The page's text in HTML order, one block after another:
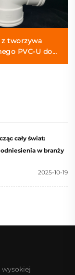
z tworzywa
PVC-U do
cały świat:
w branży
2025-10-19